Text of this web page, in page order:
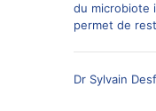
du microbiote
permet de
Dr Sylvain